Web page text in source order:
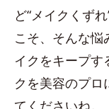
ど“メイクくず
こそ、そんな悩
イクをキープす
クを美容のプロ
てくださいね。